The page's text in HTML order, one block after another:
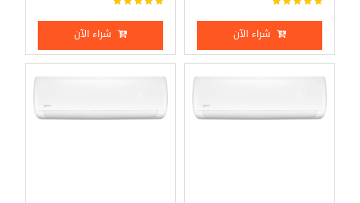
شراء الآن شراء الآن